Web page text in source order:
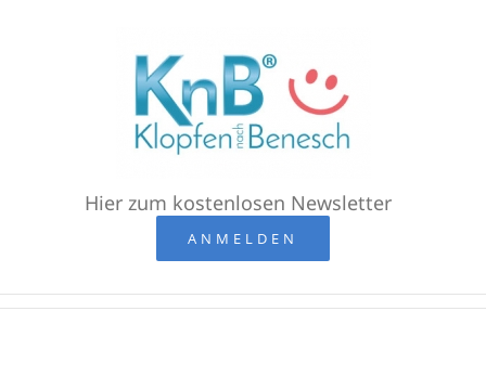
Hier zum kostenlosen Newsletter
ANMELDEN